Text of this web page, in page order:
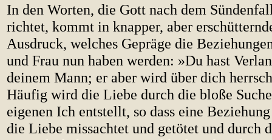
In den Worten, die Gott nach dem
richtet, kommt in knapper, aber
Ausdruck, welches Gepräge die
und Frau nun haben werden: »Du hast
deinem Mann; er aber wird über dich
Häufig wird die Liebe durch die bloße
eigenen Ich entstellt, so dass eine
die Liebe missachtet und getötet und durch